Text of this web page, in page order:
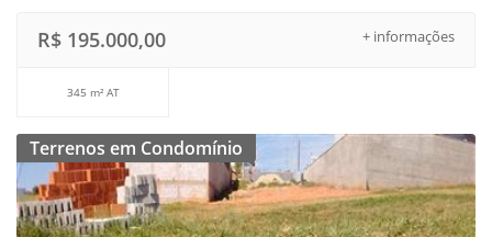
+ informações
R$ 195.000,00
345 m² AT
Terrenos em Condomínio